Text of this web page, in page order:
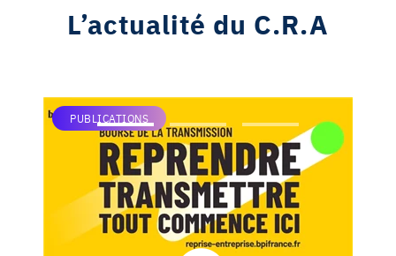
L’actualité du C.R.A
PUBLICATIONS